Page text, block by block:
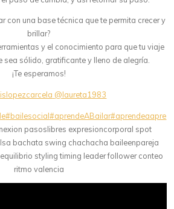
con una base técnica que te permita crecer y
brillar?
y el conocimiento para que tu viaje
sea sólido, gratificante y lleno de alegría.
¡Te esperamos!
@laureta1983
#bailesocial#aprendeABailar#aprendeaapre
pasoslibres expresioncorporal spot
bachata swing chachacha baileenpareja
styling timing leader follower conteo
ritmo valencia